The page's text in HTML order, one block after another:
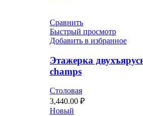
Сравнить
Быстрый просмотр
Добавить в избранное
Этажерка
champs
Столовая
3,440.00 ₽
Новый